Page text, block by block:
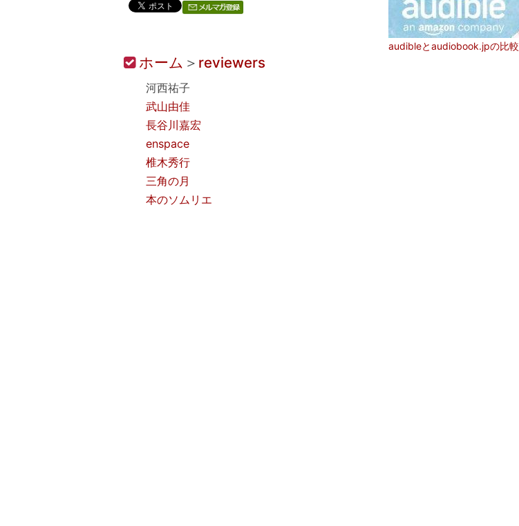
audibleとaudiobook.jpの比較
ホーム ＞ reviewers
河西祐子
武山由佳
長谷川嘉宏
enspace
椎木秀行
三角の月
本のソムリエ